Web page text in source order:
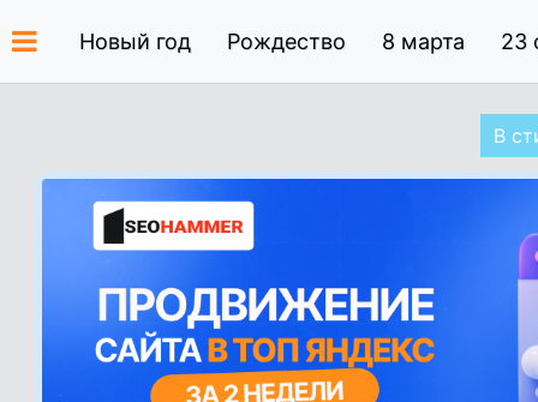
Новый год Рождество 8 марта 23
В